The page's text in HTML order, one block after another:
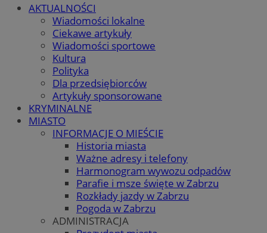
AKTUALNOŚCI
Wiadomości lokalne
Ciekawe artykuły
Wiadomości sportowe
Kultura
Polityka
Dla przedsiębiorców
Artykuły sponsorowane
KRYMINALNE
MIASTO
INFORMACJE O MIEŚCIE
Historia miasta
Ważne adresy i telefony
Harmonogram wywozu odpadów
Parafie i msze święte w Zabrzu
Rozkłady jazdy w Zabrzu
Pogoda w Zabrzu
ADMINISTRACJA